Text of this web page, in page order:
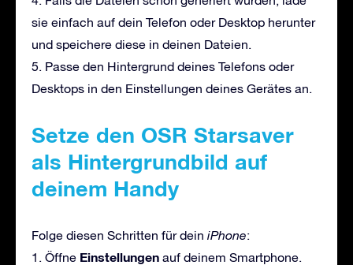
sie einfach auf dein Telefon oder Desktop herunter
und speichere diese in deinen Dateien.
5. Passe den Hintergrund deines Telefons oder
Desktops in den Einstellungen deines Gerätes an.
Setze den OSR Starsaver
als Hintergrundbild auf
deinem Handy
Folge diesen Schritten für dein iPhone:
1. Öffne Einstellungen auf deinem Smartphone.